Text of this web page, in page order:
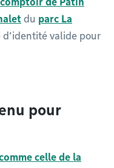
du parc La
d’identité valide pour
pour
celle de la